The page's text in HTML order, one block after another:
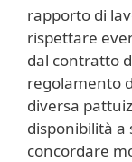
rapporto di
rispettare
dal contratto
regolamento
diversa
disponibilità a
concordare